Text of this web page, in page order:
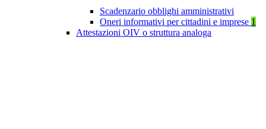
Scadenzario obblighi amministrativi
Oneri informativi per cittadini e imprese 1
Attestazioni OIV o struttura analoga